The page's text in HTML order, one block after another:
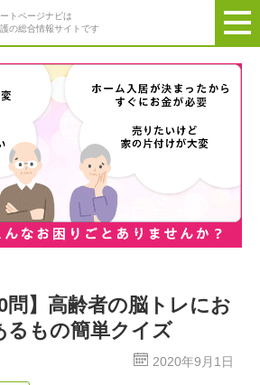
トページナビは
の総合情報サイトです
問】高齢者の脳トレにお
るもの簡単クイズ
2020年9月1日